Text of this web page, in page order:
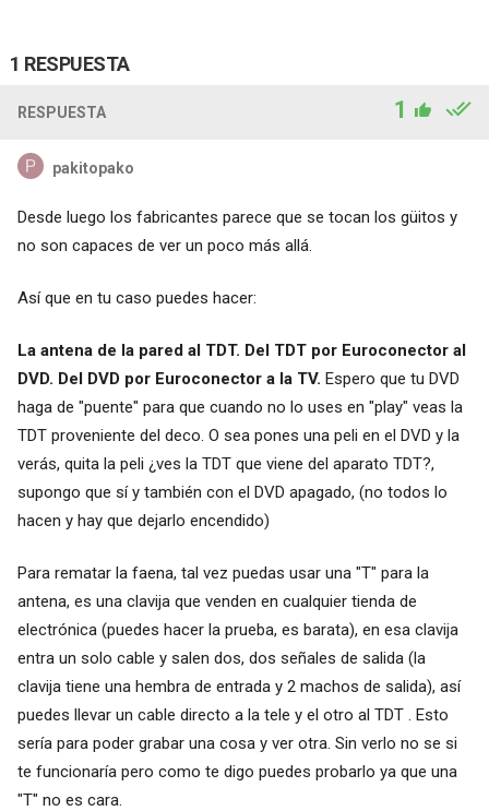
1 RESPUESTA
RESPUESTA 1
pakitopako
Desde luego los fabricantes parece que se tocan los güitos y
no son capaces de ver un poco más allá.
Así que en tu caso puedes hacer:
La antena de la pared al TDT. Del TDT por Euroconector al
DVD. Del DVD por Euroconector a la TV. Espero que tu DVD
haga de "puente" para que cuando no lo uses en "play" veas la
TDT proveniente del deco. O sea pones una peli en el DVD y la
verás, quita la peli ¿ves la TDT que viene del aparato TDT?,
supongo que sí y también con el DVD apagado, (no todos lo
hacen y hay que dejarlo encendido)
Para rematar la faena, tal vez puedas usar una "T" para la
antena, es una clavija que venden en cualquier tienda de
electrónica (puedes hacer la prueba, es barata), en esa clavija
entra un solo cable y salen dos, dos señales de salida (la
clavija tiene una hembra de entrada y 2 machos de salida), así
puedes llevar un cable directo a la tele y el otro al TDT . Esto
sería para poder grabar una cosa y ver otra. Sin verlo no se si
te funcionaría pero como te digo puedes probarlo ya que una
"T" no es cara.